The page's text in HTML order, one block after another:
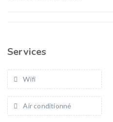
Services
Wifi
Air conditionné